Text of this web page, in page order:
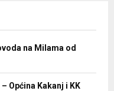
na Milama od
Općina Kakanj i KK